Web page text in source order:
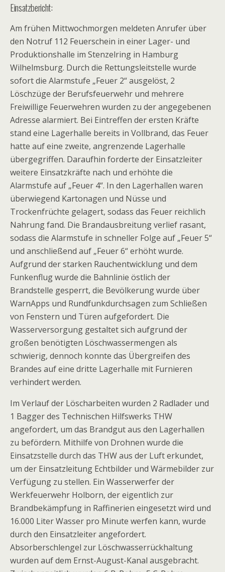
Einsatzbericht:
Am frühen Mittwochmorgen meldeten Anrufer über
den Notruf 112 Feuerschein in einer Lager- und
Produktionshalle im Stenzelring in Hamburg
Wilhelmsburg. Durch die Rettungsleitstelle wurde
sofort die Alarmstufe „Feuer 2“ ausgelöst, 2
Löschzüge der Berufsfeuerwehr und mehrere
Freiwillige Feuerwehren wurden zu der angegebenen
Adresse alarmiert. Bei Eintreffen der ersten Kräfte
stand eine Lagerhalle bereits in Vollbrand, das Feuer
hatte auf eine zweite, angrenzende Lagerhalle
übergegriffen. Daraufhin forderte der Einsatzleiter
weitere Einsatzkräfte nach und erhöhte die
Alarmstufe auf „Feuer 4“. In den Lagerhallen waren
überwiegend Kartonagen und Nüsse und
Trockenfrüchte gelagert, sodass das Feuer reichlich
Nahrung fand. Die Brandausbreitung verlief rasant,
sodass die Alarmstufe in schneller Folge auf „Feuer 5“
und anschließend auf „Feuer 6“ erhöht wurde.
Aufgrund der starken Rauchentwicklung und dem
Funkenflug wurde die Bahnlinie östlich der
Brandstelle gesperrt, die Bevölkerung wurde über
WarnApps und Rundfunkdurchsagen zum Schließen
von Fenstern und Türen aufgefordert. Die
Wasserversorgung gestaltet sich aufgrund der
großen benötigten Löschwassermengen als
schwierig, dennoch konnte das Übergreifen des
Brandes auf eine dritte Lagerhalle mit Furnieren
verhindert werden.
Im Verlauf der Löscharbeiten wurden 2 Radlader und
1 Bagger des Technischen Hilfswerks THW
angefordert, um das Brandgut aus den Lagerhallen
zu befördern. Mithilfe von Drohnen wurde die
Einsatzstelle durch das THW aus der Luft erkundet,
um der Einsatzleitung Echtbilder und Wärmebilder zur
Verfügung zu stellen. Ein Wasserwerfer der
Werkfeuerwehr Holborn, der eigentlich zur
Brandbekämpfung in Raffinerien eingesetzt wird und
16.000 Liter Wasser pro Minute werfen kann, wurde
durch den Einsatzleiter angefordert.
Absorberschlengel zur Löschwasserrückhaltung
wurden auf dem Ernst-August-Kanal ausgebracht.